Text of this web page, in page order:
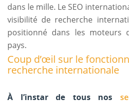
dans le mille. Le SEO
visibilité de recherche
positionné dans les moteurs
pays.
Coup d’œil sur le
recherche internationale
À l’instar de tous nos